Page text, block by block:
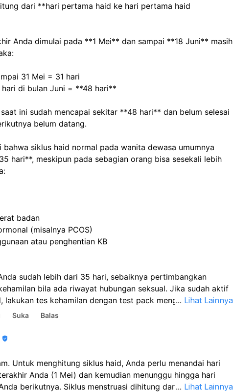
dari **hari pertama haid ke hari pertama haid
Anda dimulai pada **1 Mei** dan sampai **18 Juni** masih
31 Mei = 31 hari
hari di bulan Juni = **48 hari**
ini sudah mencapai sekitar **48 hari** dan belum selesai
belum datang.
bahwa siklus haid normal pada wanita dewasa umumnya
hari**, meskipun pada sebagian orang bisa sesekali lebih
badan
(misalnya PCOS)
atau penghentian KB
sudah lebih dari 35 hari, sebaiknya pertimbangkan
bila ada riwayat hubungan seksual. Jika sudah aktif
lakukan tes kehamilan dengan test pack menggunakan urin
... Lihat Lainnya
Suka Balas
Untuk menghitung siklus haid, Anda perlu menandai hari
Anda (1 Mei) dan kemudian menunggu hingga hari
berikutnya. Siklus menstruasi dihitung dari hari pertama
... Lihat Lainnya